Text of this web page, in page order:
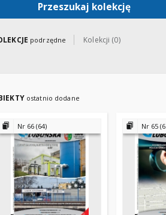
Przeszukaj kolekcję
podrzędne Kolekcji (0)
ostatnio dodane
Nr 66 (64) Nr 65